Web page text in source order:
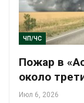
ЧП/ЧС
Пожар в
около
Июл 6, 2026